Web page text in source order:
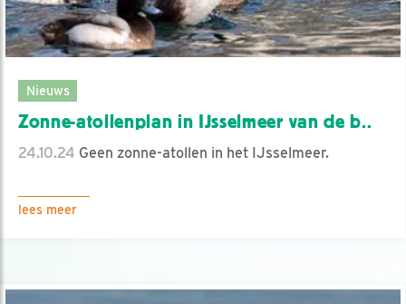
Nieuws
Zonne-atollenplan in IJsselmeer van de b..
24.10.24 Geen zonne-atollen in het IJsselmeer.
lees meer